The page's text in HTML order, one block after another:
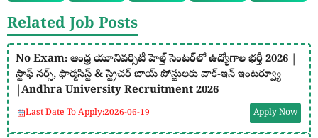
Related Job Posts
No Exam: ఆంధ్ర యూనివర్సిటీ హెల్త్ సెంటర్‌లో ఉద్యోగాల భర్తీ 2026 |
స్టాఫ్ నర్స్, ఫార్మసిస్ట్ & స్ట్రెచర్ బాయ్ పోస్టులకు వాక్-ఇన్ ఇంటర్వ్యూ
|Andhra University Recruitment 2026
Last Date To Apply:2026-06-19 Apply Now